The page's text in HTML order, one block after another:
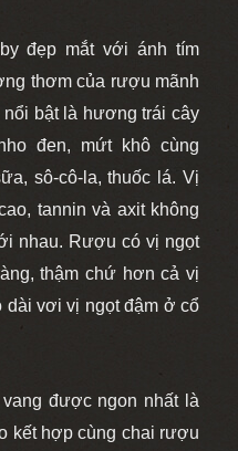
đẹp mắt với ánh tím
thơm của rượu mãnh
nổi bật là hương trái cây
đen, mứt khô cùng
sô-cô-la, thuốc lá. Vị
tannin và axit không
nhau. Rượu có vị ngọt
thậm chứ hơn cả vị
dài vơi vị ngọt đậm ở cổ
được ngon nhất là
kết hợp cùng chai rượu